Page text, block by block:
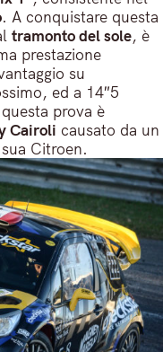
. A conquistare questa
tramonto del sole, è
prestazione
su
ed a 14″5
prova è
Cairoli causato da un
Citroen.